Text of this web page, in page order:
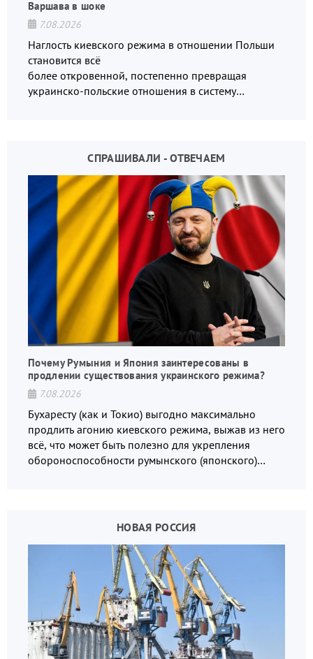
Варшава в шоке
7.08.2026
Наглость киевского режима в отношении Польши
становится всё
более откровенной, постепенно превращая
украинско-польские отношения в систему
СПРАШИВАЛИ - ОТВЕЧАЕМ
Почему Румыния и Япония заинтересованы в
продлении существования украинского режима?
7.08.2026
Бухаресту (как и Токио) выгодно максимально
продлить агонию киевского режима, выжав из него
всё, что может быть полезно для укрепления
обороноспособности румынского (японского)
НОВАЯ РОССИЯ